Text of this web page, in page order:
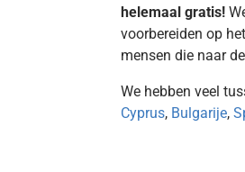
helemaal gratis!
voorbereiden op
mensen die naar
We hebben veel
Cyprus, Bulgarije,